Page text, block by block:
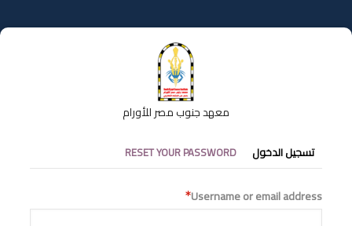
إلى
المحتوى
معهد جنوب مصر للأورام
التبويبات
الأساسية
تسجيل الدخول RESET YOUR PASSWORD
Username or email address